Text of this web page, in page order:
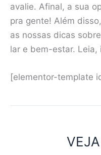
avalie. Afinal, a sua
pra gente! Além
as nossas dicas
lar e bem-estar.
[elementor-template